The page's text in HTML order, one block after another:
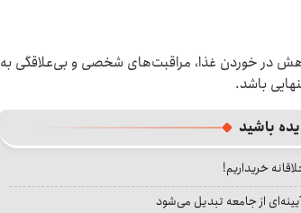
در خوردن غذا، مراقبت‌های شخصی و بی‌علاقگی به
باشد.
باشید
خریداریم!
از جامعه تبدیل می‌شود